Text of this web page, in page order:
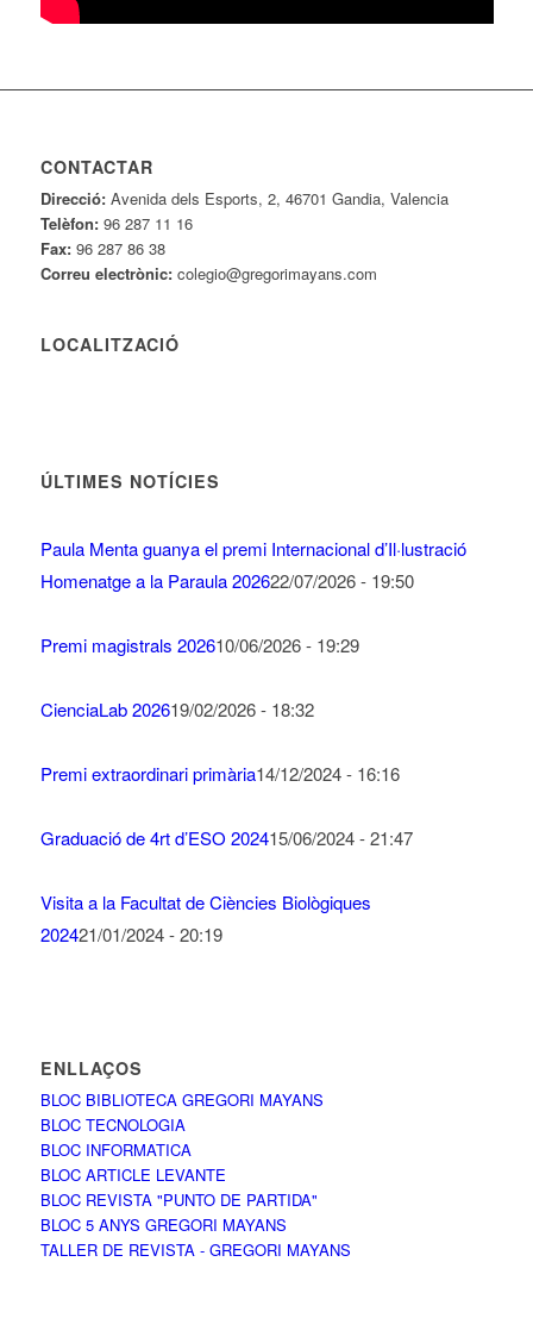
CONTACTAR
Direcció:Avenida dels Esports, 2, 46701 Gandia, Valencia
Telèfon:96 287 11 16
Fax:96 287 86 38
Correu electrònic:colegio@gregorimayans.com
LOCALITZACIÓ
ÚLTIMES NOTÍCIES
Paula Menta guanya el premi Internacional d’Il·lustració
Homenatge a la Paraula 202622/07/2026 - 19:50
Premi magistrals 202610/06/2026 - 19:29
CienciaLab 202619/02/2026 - 18:32
Premi extraordinari primària14/12/2024 - 16:16
Graduació de 4rt d’ESO 202415/06/2024 - 21:47
Visita a la Facultat de Ciències Biològiques
202421/01/2024 - 20:19
ENLLAÇOS
BLOC BIBLIOTECA GREGORI MAYANS
BLOC TECNOLOGIA
BLOC INFORMATICA
BLOC ARTICLE LEVANTE
BLOC REVISTA "PUNTO DE PARTIDA"
BLOC 5 ANYS GREGORI MAYANS
TALLER DE REVISTA - GREGORI MAYANS